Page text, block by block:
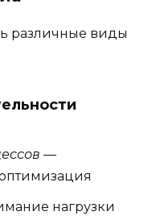
различные виды
—
нагрузки